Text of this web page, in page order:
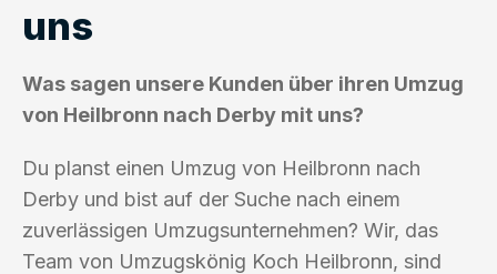
uns
Was sagen unsere Kunden über ihren Umzug
von Heilbronn nach Derby mit uns?
Du planst einen Umzug von Heilbronn nach
Derby und bist auf der Suche nach einem
zuverlässigen Umzugsunternehmen? Wir, das
Team von Umzugskönig Koch Heilbronn, sind